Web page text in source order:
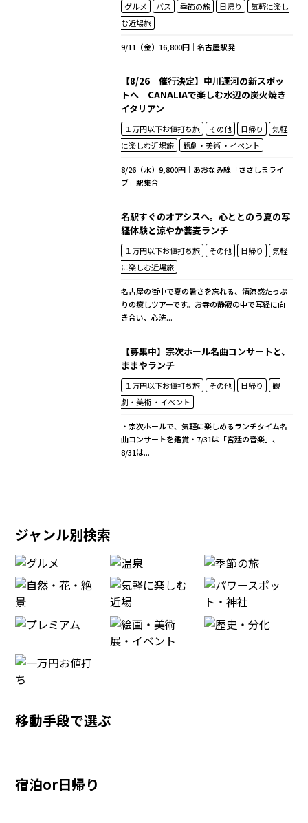
グルメ バス 季節の旅 日帰り
気軽に楽し
む近場旅
9/11（金）16,800円｜名古屋駅発
【8/26 催行決定】中川運河の新スポッ
トへ CANALIAで楽しむ水辺の炭火焼き
イタリアン
１万円以下お値打ち旅 その他 日帰り
気軽
に楽しむ近場旅
観劇・美術 ・イベント
8/26（水）9,800円｜あおなみ線「ささしまライ
ブ」駅集合
名駅すぐのオアシスへ。心ととのう夏の写
経体験と涼やか蕎麦ランチ
１万円以下お値打ち旅 その他 日帰り
気軽
に楽しむ近場旅
名古屋の街中で夏の暑さを忘れる、清涼感たっぷ
りの癒しツアーです。お寺の静寂の中で写経に向
き合い、心洗...
【募集中】宗次ホール名曲コンサートと、
ままやランチ
１万円以下お値打ち旅 その他 日帰り
観
劇・美術 ・イベント
・宗次ホールで、気軽に楽しめるランチタイム名
曲コンサートを鑑賞・7/31は「宮廷の音楽」、
8/31は...
ジャンル別検索
移動手段で選ぶ
宿泊or日帰り